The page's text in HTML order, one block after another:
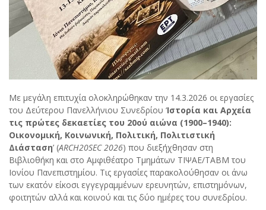
Με μεγάλη επιτυχία ολοκληρώθηκαν την 14.3.2026 οι εργασίες
του Δεύτερου Πανελλήνιου Συνεδρίου ‘Ιστορία και Αρχεία
τις πρώτες δεκαετίες του 20ού αιώνα (1900–1940):
Οικονομική, Κοινωνική, Πολιτική, Πολιτιστική
Διάσταση’ (ARCH20SEC 2026) που διεξήχθησαν στη
Βιβλιοθήκη και στο Αμφιθέατρο Τμημάτων ΤΙΨΑΕ/ΤΑΒΜ του
Ιονίου Πανεπιστημίου. Τις εργασίες παρακολούθησαν οι άνω
των εκατόν είκοσι εγγεγραμμένων ερευνητών, επιστημόνων,
φοιτητών αλλά και κοινού και τις δύο ημέρες του συνεδρίου.